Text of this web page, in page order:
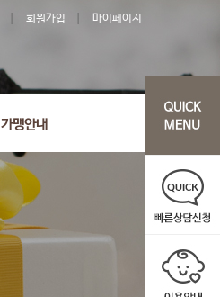
회원가입 마이페이지
가맹안내